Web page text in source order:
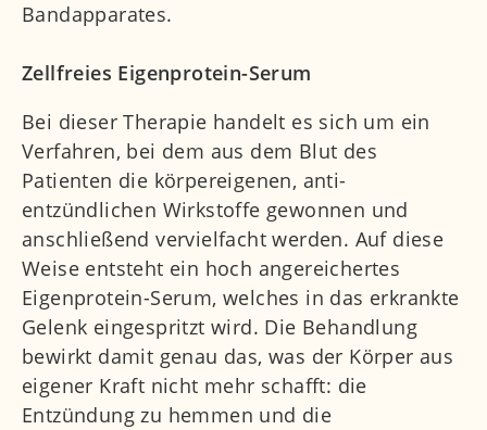
Bandapparates.
Zellfreies Eigenprotein-Serum
Bei dieser Therapie handelt es sich um ein
Verfahren, bei dem aus dem Blut des
Patienten die körpereigenen, anti-
entzündlichen Wirkstoffe gewonnen und
anschließend vervielfacht werden. Auf diese
Weise entsteht ein hoch angereichertes
Eigenprotein-Serum, welches in das erkrankte
Gelenk eingespritzt wird. Die Behandlung
bewirkt damit genau das, was der Körper aus
eigener Kraft nicht mehr schafft: die
Entzündung zu hemmen und die